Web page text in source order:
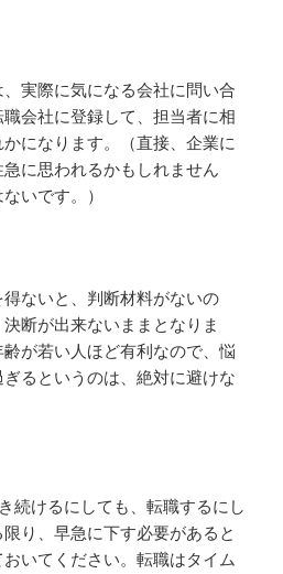
実際に気になる会社に問い合
会社に登録して、担当者に相
になります。（直接、企業に
に思われるかもしれません
いです。）
ないと、判断材料がないの
断が出来ないままとなりま
が若い人ほど有利なので、悩
るというのは、絶対に避けな
続けるにしても、転職するにし
り、早急に下す必要があると
いてください。転職はタイム